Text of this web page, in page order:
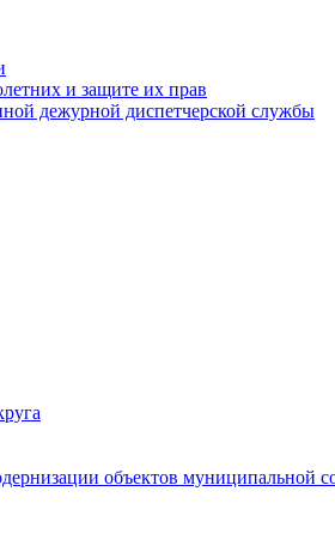
и защите их прав
дежурной диспетчерской службы
объектов муниципальной